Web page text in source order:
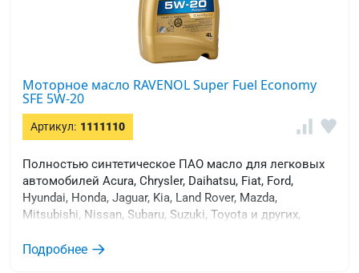
Моторное масло RAVENOL Super Fuel Economy
SFE 5W-20
Артикул: 1111110
Полностью синтетическое ПАО масло для легковых
автомобилей Acura, Chrysler, Daihatsu, Fiat, Ford,
Hyundai, Honda, Jaguar, Kia, Land Rover, Mazda,
Mitsubishi, Nissan, Subaru, Suzuki, Toyota и других,
уровня качества ACEA A5/B5 и ILSAC GF-6A, API SP.
Подробнее